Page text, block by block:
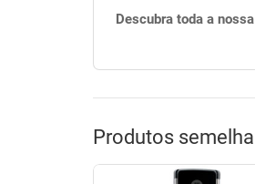
Descubra toda a
Produtos